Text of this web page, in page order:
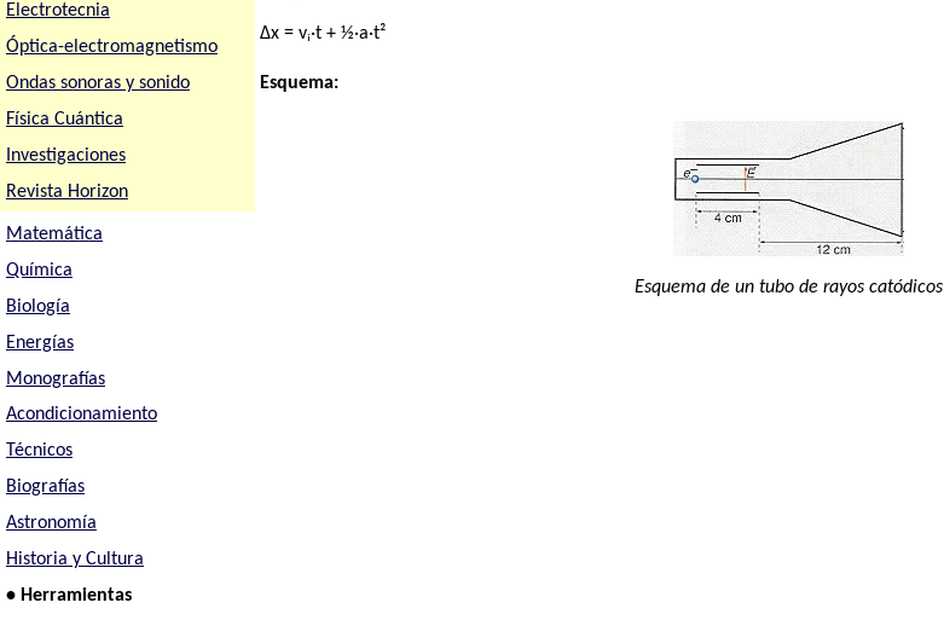
Electrotecnia
Óptica-electromagnetismo
Ondas sonoras y sonido
Física Cuántica
Investigaciones
Revista Horizon
Matemática
Química
Biología
Energías
Monografías
Acondicionamiento
Técnicos
Biografías
Astronomía
Historia y Cultura
• Herramientas
Δx = vᵢ·t + ½·a·t²
Esquema:
Esquema de un tubo de rayos catódicos